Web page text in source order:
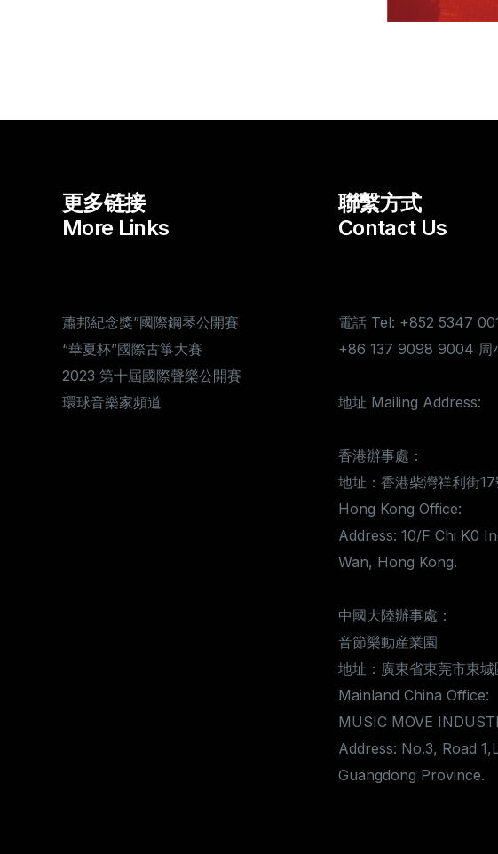
更多链接
More Links
蕭邦紀念獎”國際鋼琴公開賽
“華夏杯”國際古箏大賽
2023 第十屆國際聲樂公開賽
環球音樂家頻道
聯繫方式
Contact Us
電話 Tel: +852 5347
+86 137 9098 9004 周
地址 Mailing Address:
香港辦事處：
地址：香港柴灣祥利街
Hong Kong Office:
Address: 10/F Chi K0
Wan, Hong Kong.
中國大陸辦事處：
音節樂動産業園
地址：廣東省東莞市東
Mainland China Office:
MUSIC MOVE
Address: No.3, Road
Guangdong Province.